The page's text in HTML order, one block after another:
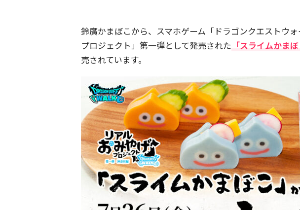
鈴廣かまぼこから、スマホゲーム「ドラゴンクエストウ
プロジェクト」第一弾として発売された 「スライムかまぼ
売されています。